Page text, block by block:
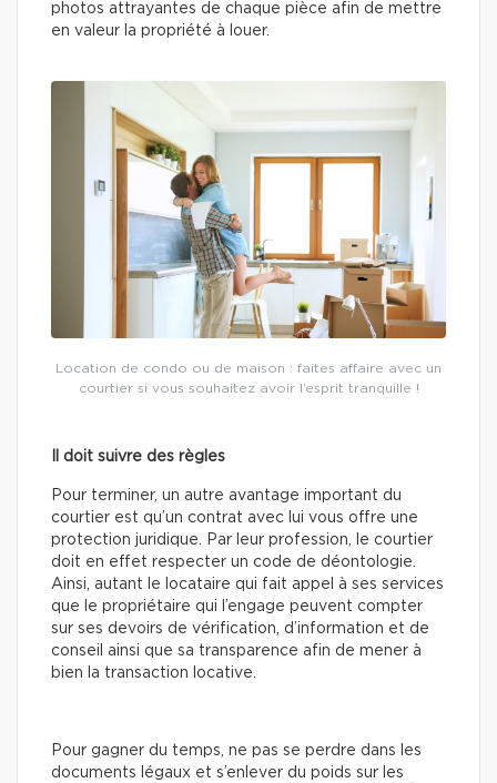
photos attrayantes de chaque pièce afin de mettre
en valeur la propriété à louer.
Location de condo ou de maison : faites affaire avec un
courtier si vous souhaitez avoir l’esprit tranquille !
Il doit suivre des règles
Pour terminer, un autre avantage important du
courtier est qu’un contrat avec lui vous offre une
protection juridique. Par leur profession, le courtier
doit en effet respecter un code de déontologie.
Ainsi, autant le locataire qui fait appel à ses services
que le propriétaire qui l’engage peuvent compter
sur ses devoirs de vérification, d’information et de
conseil ainsi que sa transparence afin de mener à
bien la transaction locative.
Pour gagner du temps, ne pas se perdre dans les
documents légaux et s’enlever du poids sur les